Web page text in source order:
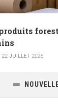
22 JUILLET 2026